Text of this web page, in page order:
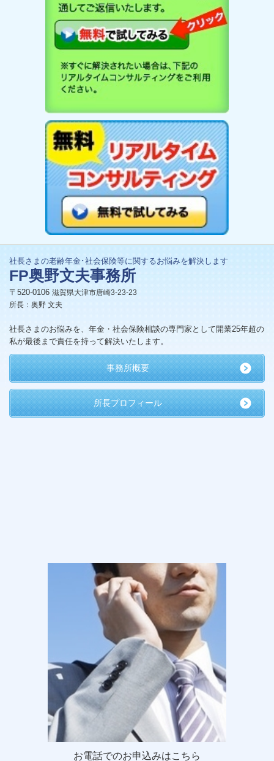
社長さまの老齢年金･社会保険等に関するお悩みを解決します
FP奥野文夫事務所
〒520-0106 滋賀県大津市唐崎3-23-23
所長：奥野 文夫
社長さまのお悩みを、年金・社会保険相談の専門家として開業25年超の
私が最後まで責任を持って解決いたします。
事務所概要
所長プロフィール
お電話でのお申込みはこちら